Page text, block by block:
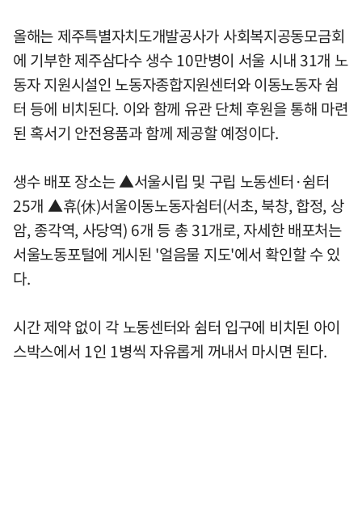
올해는 제주특별자치도개발공사가 사회복지공동모금회
에 기부한 제주삼다수 생수 10만병이 서울 시내 31개 노
동자 지원시설인 노동자종합지원센터와 이동노동자 쉼
터 등에 비치된다. 이와 함께 유관 단체 후원을 통해 마련
된 혹서기 안전용품과 함께 제공할 예정이다.
생수 배포 장소는 ▲서울시립 및 구립 노동센터·쉼터
25개 ▲휴(休)서울이동노동자쉼터(서초, 북창, 합정, 상
암, 종각역, 사당역) 6개 등 총 31개로, 자세한 배포처는
서울노동포털에 게시된 '얼음물 지도'에서 확인할 수 있
다.
시간 제약 없이 각 노동센터와 쉼터 입구에 비치된 아이
스박스에서 1인 1병씩 자유롭게 꺼내서 마시면 된다.